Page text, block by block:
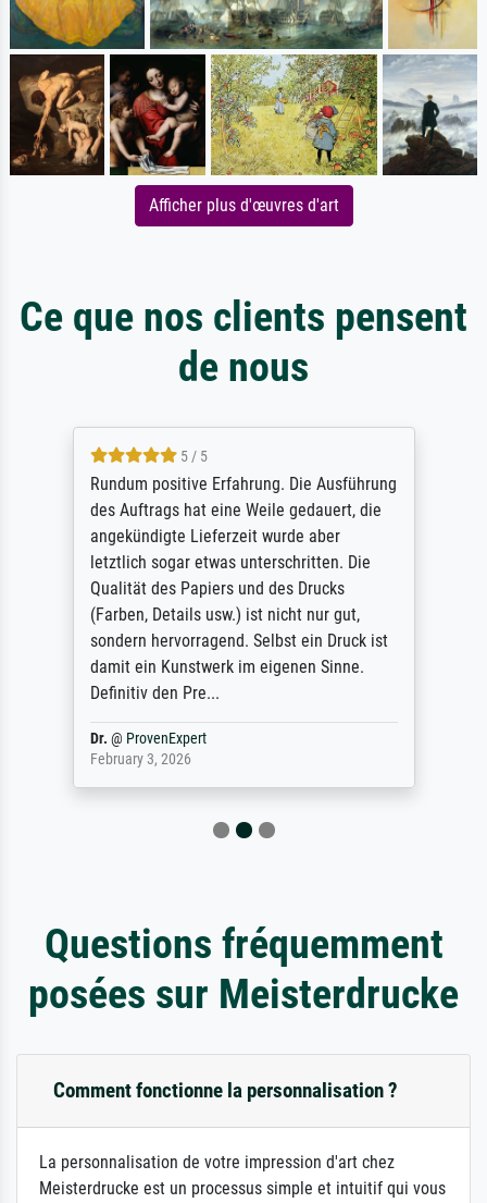
Afficher plus d'œuvres d'art
Ce que nos clients pensent
de nous
5 / 5
Rundum positive Erfahrung. Die Ausführung
des Auftrags hat eine Weile gedauert, die
angekündigte Lieferzeit wurde aber
letztlich sogar etwas unterschritten. Die
Qualität des Papiers und des Drucks
(Farben, Details usw.) ist nicht nur gut,
sondern hervorragend. Selbst ein Druck ist
damit ein Kunstwerk im eigenen Sinne.
Definitiv den Pre...
Dr. @ ProvenExpert
February 3, 2026
Questions fréquemment
posées sur Meisterdrucke
Comment fonctionne la personnalisation ?
La personnalisation de votre impression d'art chez
Meisterdrucke est un processus simple et intuitif qui vous